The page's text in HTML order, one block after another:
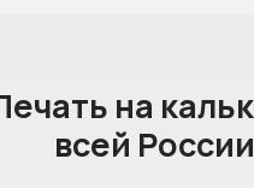
на
всей России